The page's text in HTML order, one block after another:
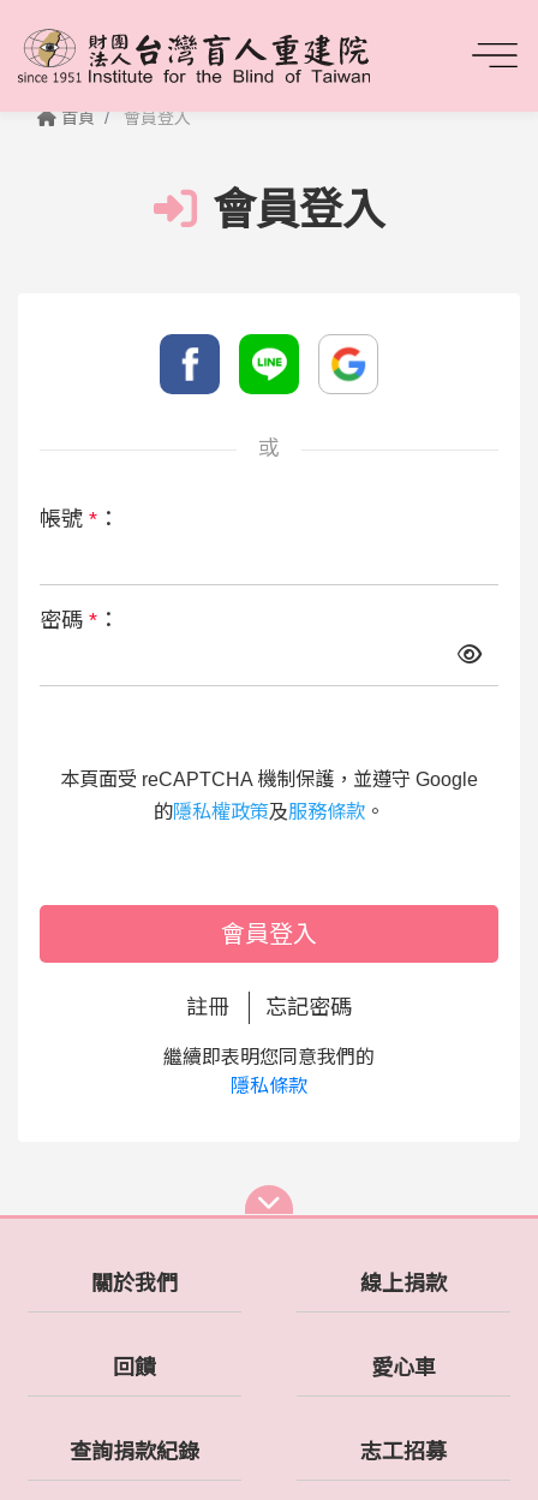
首頁 會員登入
會員登入
或
帳號 * ：
密碼 * ：
本頁面受 reCAPTCHA 機制保護，並遵守 Google
的隱私權政策及服務條款 。
會員登入
註冊 忘記密碼
繼續即表明您同意我們的
隱私條款
關於我們 線上捐款
回饋 愛心車
查詢捐款紀錄 志工招募